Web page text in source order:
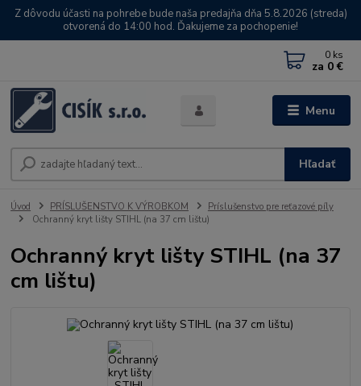
Z dôvodu účasti na pohrebe bude naša predajňa dňa 5.8.2026 (streda)
otvorená do 14:00 hod. Ďakujeme za pochopenie!
Menu
Hľadať
0 ks
za 0 €
Úvod PRÍSLUŠENSTVO K VÝROBKOM
Príslušenstvo pre reťazové píly
Ochranný kryt lišty STIHL (na 37 cm lištu)
Ochranný kryt lišty STIHL (na 37
cm lištu)